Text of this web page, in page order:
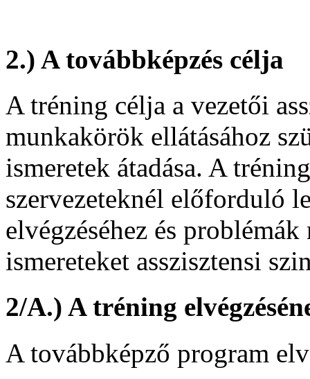
2.) A továbbképzés célja
A tréning célja a vezetői
munkakörök ellátásához
ismeretek átadása. A
szervezeteknél előforduló
elvégzéséhez és
ismereteket asszisztensi
2/A.) A tréning
A továbbképző program